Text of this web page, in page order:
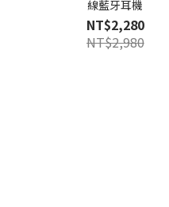
線藍牙耳機
NT$2,280
NT$2,980